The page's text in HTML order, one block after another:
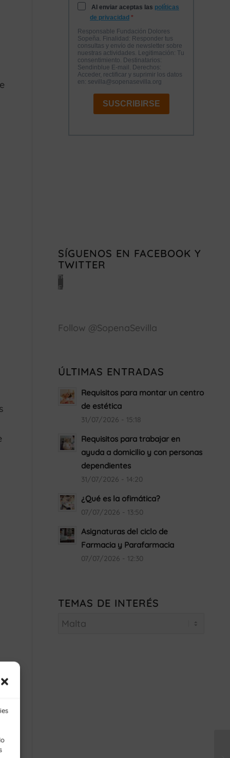
SÍGUENOS EN FACEBOOK Y
TWITTER
acuerdo»
para
habilitar
Facebook
cookies
Follow @SopenaSevilla
ÚLTIMAS ENTRADAS
Requisitos para montar un centro
de estética
31/07/2026 - 15:18
Requisitos para trabajar en
ayuda a domicilio y con personas
dependientes
31/07/2026 - 14:20
¿Qué es la ofimática?
07/07/2026 - 13:50
Asignaturas del ciclo de
Farmacia y Parafarmacia
07/07/2026 - 12:30
TEMAS DE INTERÉS